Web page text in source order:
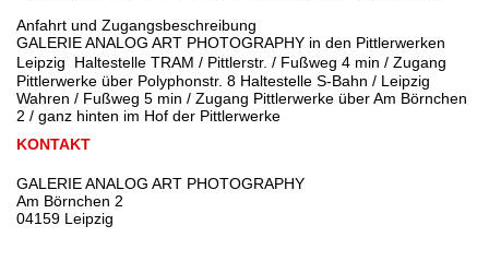
Anfahrt und Zugangsbeschreibung
GALERIE ANALOG ART PHOTOGRAPHY in den Pittlerwerken
Leipzig Haltestelle TRAM / Pittlerstr. / Fußweg 4 min / Zugang
Pittlerwerke über Polyphonstr. 8 Haltestelle S-Bahn / Leipzig
Wahren / Fußweg 5 min / Zugang Pittlerwerke über Am Börnchen
2 / ganz hinten im Hof der Pittlerwerke
KONTAKT
GALERIE ANALOG ART PHOTOGRAPHY
Am Börnchen 2
04159 Leipzig